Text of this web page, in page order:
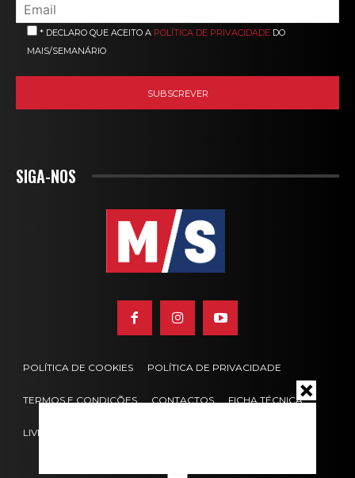
* DECLARO QUE ACEITO A POLÍTICA DE PRIVACIDADE DO
MAIS/SEMANÁRIO
SIGA-NOS
POLÍTICA DE COOKIES POLÍTICA DE PRIVACIDADE
TERMOS E CONDIÇÕES CONTACTOS FICHA TÉCNICA
LIVRO DE RECLAMAÇÕES